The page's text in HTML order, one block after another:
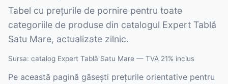
Tabel cu prețurile de pornire pentru toate
categoriile de produse din catalogul Expert Tablă
Satu Mare, actualizate zilnic.
Sursa: catalog Expert Tablă Satu Mare — TVA 21% inclus
Pe această pagină găsești prețurile orientative pentru